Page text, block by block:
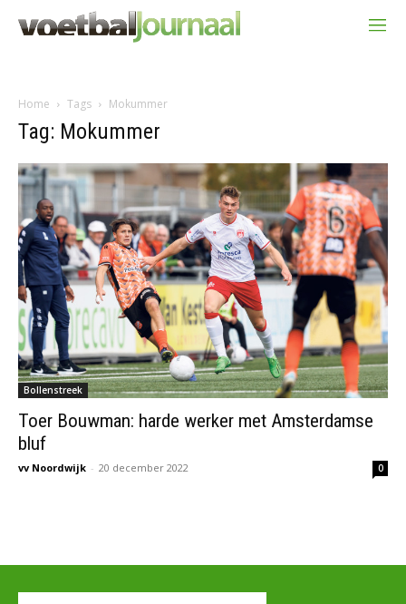
Home Tags Mokummer
Tag: Mokummer
Bollenstreek
Toer Bouwman: harde werker met Amsterdamse
bluf
vv Noordwijk - 20 december 2022 0